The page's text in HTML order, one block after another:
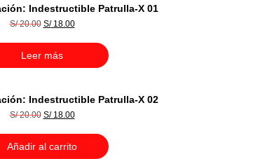
Indestructible Patrulla-X 01
S/20.00 El
original
era:
S/ 20.00.
S/18.00El
actual
S/ 18.00.
Leer más
Indestructible Patrulla-X 02
S/20.00 El
original
era:
S/ 20.00.
S/18.00El
actual
es:
S/ 18.00.
Añadir al carrito